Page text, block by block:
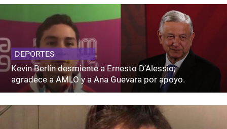
DEPORTES
Kevin Berlín desmiente a Ernesto D’Alessio;
agradece a AMLO y a Ana Guevara por apoyo.